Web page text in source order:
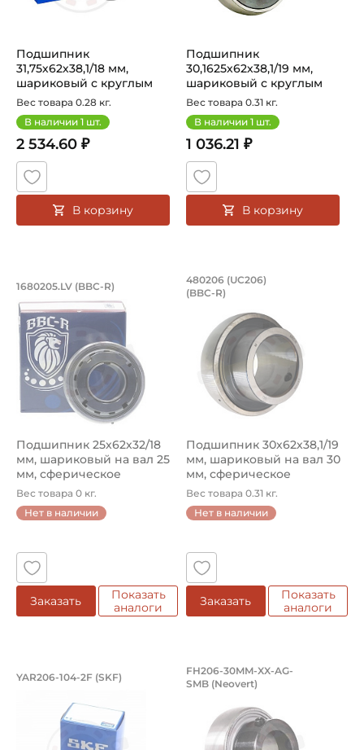
Подшипник
31,75х62х38,1/18 мм,
шариковый с круглым
отверстием на вал 31...
Вес товара 0.28 кг.
В наличии 1 шт.
2 534.60 ₽
В корзину
Подшипник
30,1625х62х38,1/19 мм,
шариковый с круглым
отверстием на вал ...
Вес товара 0.31 кг.
В наличии 1 шт.
1 036.21 ₽
В корзину
Подшипник 25х62х32/18 мм,
Подшипник 25х62х32/18 мм, шариковый на вал 25 мм,
1680205.LV (BBC-R)
Подшипник 25х62х32/18
мм, шариковый на вал 25
мм, сферическое
наружное ...
Вес товара 0 кг.
Нет в наличии
Заказать
Показать
аналоги
Подшипник
Подшипник шариковый
480206 (UC206)
(BBC-R)
Подшипник 30х62х38,1/19
мм, шариковый на вал 30
мм, сферическое
наружно...
Вес товара 0.31 кг.
Нет в наличии
Заказать
Показать
аналоги
Подшипник 31,75х62х38,1/18 мм,
Подшипник YAR206-104-2F SKF шариковый с круглым
YAR206-104-2F (SKF) Подшипник
Подшипник FH206-30MM-
FH206-30MM-XX-AG-
SMB (Neovert)